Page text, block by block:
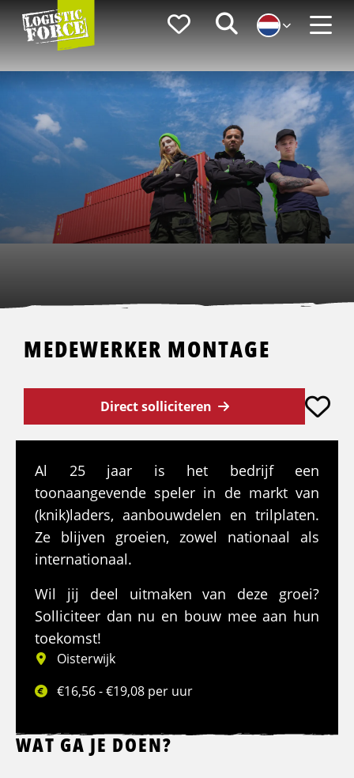
Logistic
Force
FavorietenZoeken
MEDEWERKER MONTAGE
Direct solliciteren
Al 25 jaar is het bedrijf een
toonaangevende speler in de markt van
(knik)laders, aanbouwdelen en trilplaten.
Ze blijven groeien, zowel nationaal als
internationaal.
Wil jij deel uitmaken van deze groei?
Solliciteer dan nu en bouw mee aan hun
toekomst!
Oisterwijk
€16,56 - €19,08 per uur
WAT GA JE DOEN?